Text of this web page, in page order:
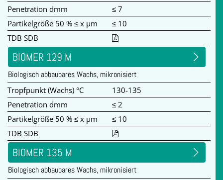
Penetration dmm
≤ 7
Partikelgröße 50 % ≤ x µm
≤ 10
TDB SDB
BIOMER 129 M
Biologisch abbaubares Wachs, mikronisiert
Tropfpunkt (Wachs) °C
130-135
Penetration dmm
≤ 2
Partikelgröße 50 % ≤ x µm
≤ 10
TDB SDB
BIOMER 135 M
Biologisch abbaubares Wachs, mikronisiert